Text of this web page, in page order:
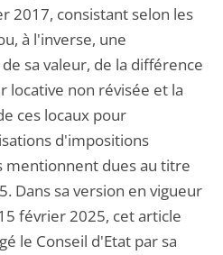
2017, consistant selon les
à l'inverse, une
sa valeur, de la différence
locative non révisée et la
ces locaux pour
d'impositions
mentionnent dues au titre
Dans sa version en vigueur
février 2025, cet article
le Conseil d'Etat par sa